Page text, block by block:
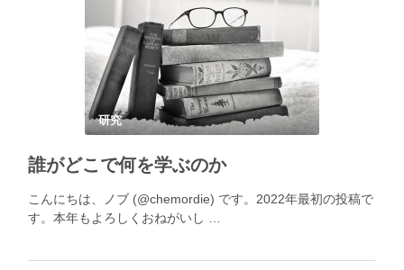
研究
誰がどこで何を学ぶのか
こんにちは、ノブ (@chemordie) です。2022年最初の投稿で
す。本年もよろしくおねがいし …